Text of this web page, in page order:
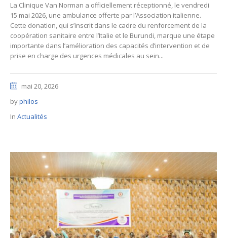
La Clinique Van Norman a officiellement réceptionné, le vendredi
15 mai 2026, une ambulance offerte par l’Association italienne.
Cette donation, qui s’inscrit dans le cadre du renforcement de la
coopération sanitaire entre l’Italie et le Burundi, marque une étape
importante dans l’amélioration des capacités d’intervention et de
prise en charge des urgences médicales au sein...
mai 20, 2026
byphilos
In Actualités